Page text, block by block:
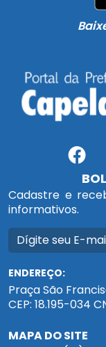
Cadastre e
informativos.
ENDEREÇO:
Praça São
CEP: 18.195-034
MAPA DO SITE